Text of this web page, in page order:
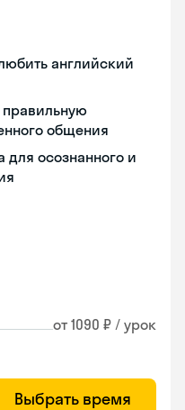
английский
общения
для осознанного и
от 1090 ₽ / урок
Выбрать время